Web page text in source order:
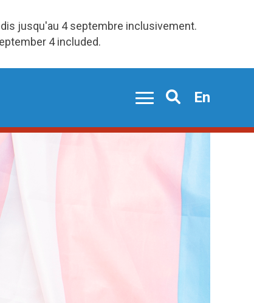
jusqu'au 4 septembre inclusivement.
4 included.
Search
En